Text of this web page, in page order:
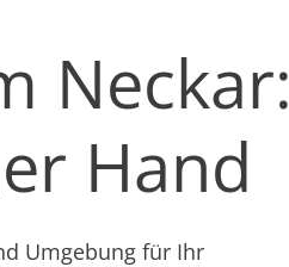
Neckar:
Hand
Umgebung für Ihr